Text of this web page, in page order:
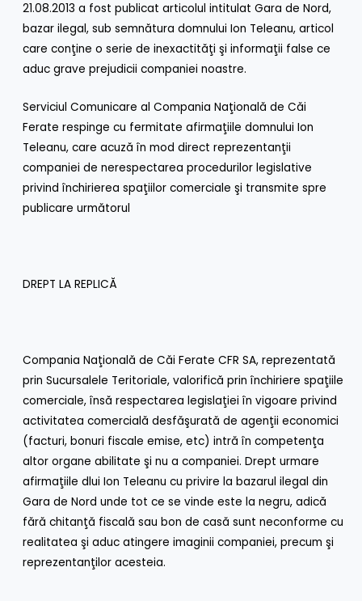
21.08.2013 a fost publicat articolul intitulat Gara de Nord,
bazar ilegal, sub semnătura domnului Ion Teleanu, articol
care conţine o serie de inexactităţi şi informaţii false ce
aduc grave prejudicii companiei noastre.
Serviciul Comunicare al Compania Naţională de Căi
Ferate respinge cu fermitate afirmaţiile domnului Ion
Teleanu, care acuză în mod direct reprezentanţii
companiei de nerespectarea procedurilor legislative
privind închirierea spaţiilor comerciale şi transmite spre
publicare următorul
DREPT LA REPLICĂ
Compania Naţională de Căi Ferate CFR SA, reprezentată
prin Sucursalele Teritoriale, valorifică prin închiriere spaţiile
comerciale, însă respectarea legislaţiei în vigoare privind
activitatea comercială desfăşurată de agenţii economici
(facturi, bonuri fiscale emise, etc) intră în competenţa
altor organe abilitate şi nu a companiei. Drept urmare
afirmaţiile dlui Ion Teleanu cu privire la bazarul ilegal din
Gara de Nord unde tot ce se vinde este la negru, adică
fără chitanţă fiscală sau bon de casă sunt neconforme cu
realitatea şi aduc atingere imaginii companiei, precum şi
reprezentanţilor acesteia.